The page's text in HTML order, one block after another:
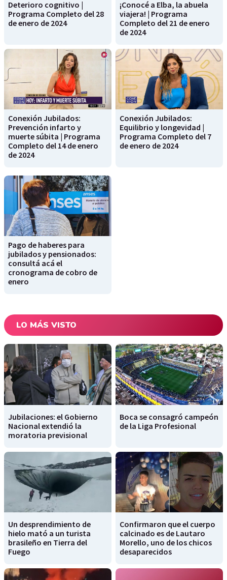
Deterioro cognitivo |
Programa Completo del 28
de enero de 2024
¡Conocé a Elba, la abuela
viajera! | Programa
Completo del 21 de enero
de 2024
Conexión Jubilados:
Prevención infarto y
muerte súbita | Programa
Completo del 14 de enero
de 2024
Conexión Jubilados:
Equilibrio y longevidad |
Programa Completo del 7
de enero de 2024
Pago de haberes para
jubilados y pensionados:
consultá acá el
cronograma de cobro de
enero
LO MÁS VISTO
Jubilaciones: el Gobierno
Nacional extendió la
moratoria previsional
Boca se consagró campeón
de la Liga Profesional
Un desprendimiento de
hielo mató a un turista
brasileño en Tierra del
Fuego
Confirmaron que el cuerpo
calcinado es de Lautaro
Morello, uno de los chicos
desaparecidos